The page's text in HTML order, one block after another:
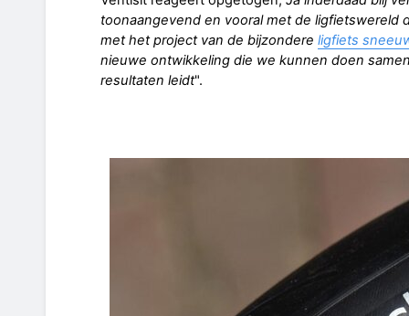
toonaangevend en vooral met de ligfietswereld
met het project van de bijzondere ligfiets
nieuwe ontwikkeling die we kunnen doen
resultaten leidt".